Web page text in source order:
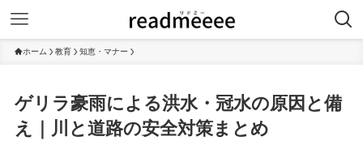
ホーム 教育 知恵・マナー
ゲリラ豪雨による洪水・冠水の原因と備
え｜川と道路の安全対策まとめ